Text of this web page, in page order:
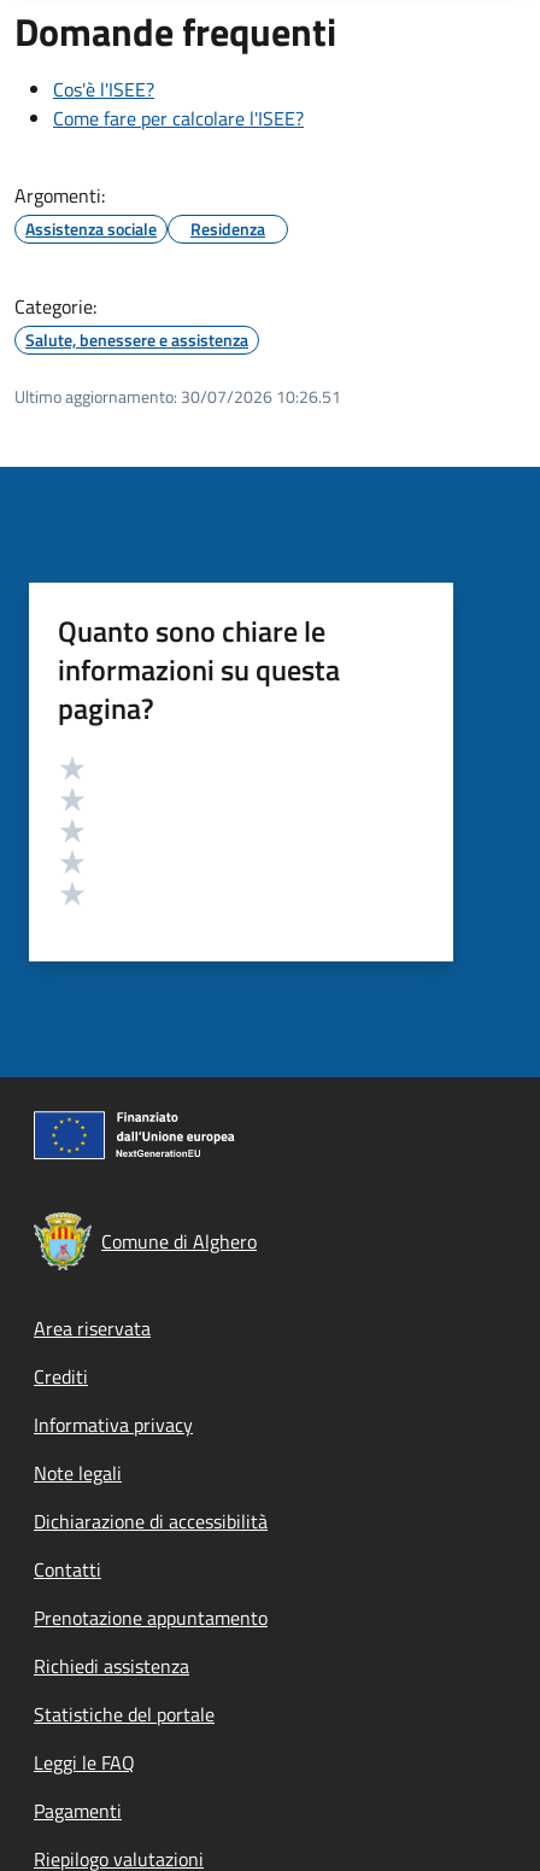
Domande frequenti
Cos'è l'ISEE?
Come fare per calcolare l'ISEE?
Argomenti:
Assistenza sociale Residenza
Categorie:
Salute, benessere e assistenza
Ultimo aggiornamento: 30/07/2026 10:26.51
Quanto sono chiare le
informazioni su questa
pagina?
Valutazione
Comune di Alghero
Footer menu
Area riservata
Crediti
Informativa privacy
Note legali
Dichiarazione di accessibilità
Contatti
Prenotazione appuntamento
Richiedi assistenza
Statistiche del portale
Leggi le FAQ
Pagamenti
Riepilogo valutazioni